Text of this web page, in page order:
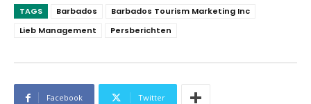
TAGS Barbados
Barbados Tourism Marketing Inc
Lieb Management
Persberichten
Facebook Twitter